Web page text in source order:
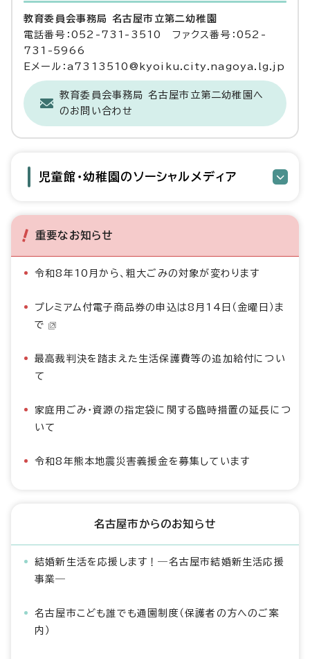
教育委員会事務局 名古屋市立第二幼稚園
電話番号：052-731-3510 ファクス番号：052-
731-5966
Eメール：a7313510@kyoiku.city.nagoya.lg.jp
教育委員会事務局 名古屋市立第二幼稚園へ
のお問い合わせ
児童館・幼稚園のソーシャルメディア
重要なお知らせ
令和8年10月から、粗大ごみの対象が変わります
プレミアム付電子商品券の申込は8月14日（金曜日）ま
で
最高裁判決を踏まえた生活保護費等の追加給付につい
て
家庭用ごみ・資源の指定袋に関する臨時措置の延長につ
いて
令和8年熊本地震災害義援金を募集しています
名古屋市からのお知らせ
結婚新生活を応援します！―名古屋市結婚新生活応援
事業―
名古屋市こども誰でも通園制度（保護者の方へのご案
内）